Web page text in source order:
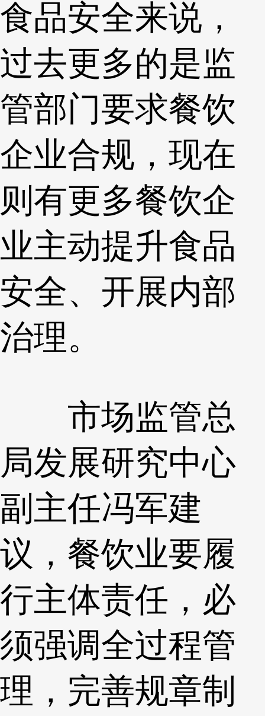
食品安全来说，
过去更多的是监
管部门要求餐饮
企业合规，现在
则有更多餐饮企
业主动提升食品
安全、开展内部
治理。
市场监管总
局发展研究中心
副主任冯军建
议，餐饮业要履
行主体责任，必
须强调全过程管
理，完善规章制